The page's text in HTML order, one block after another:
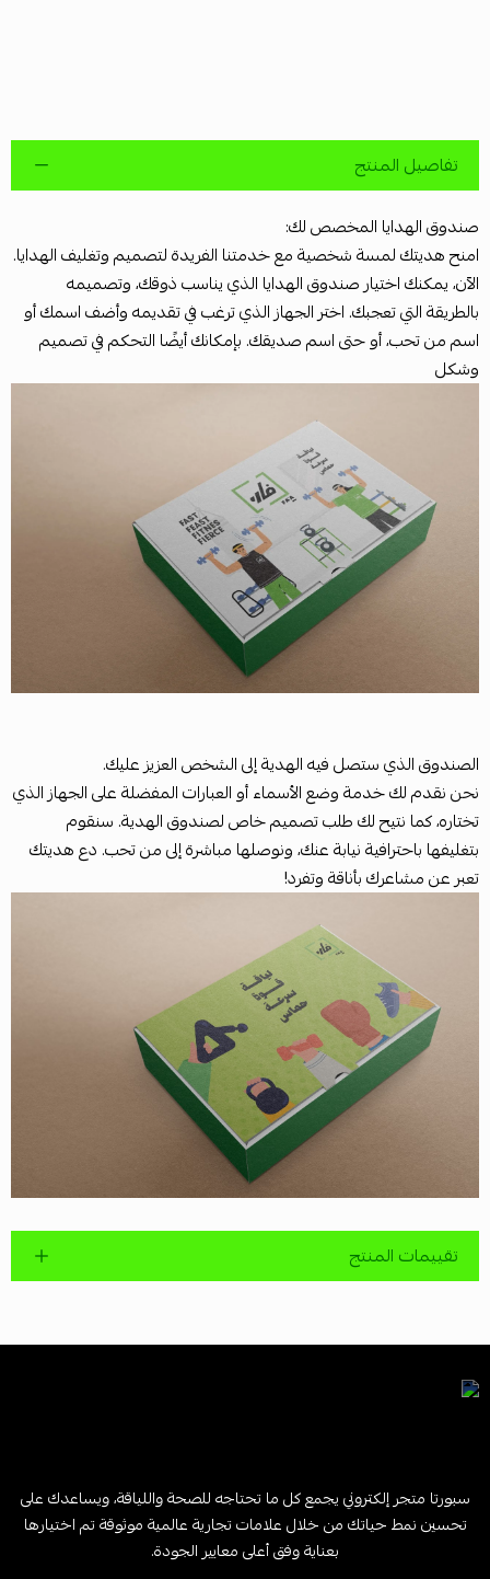
تفاصيل المنتج
صندوق الهدايا المخصص لك:
امنح هديتك لمسة شخصية مع خدمتنا الفريدة لتصميم وتغليف الهدايا.
الآن، يمكنك اختيار صندوق الهدايا الذي يناسب ذوقك، وتصميمه
بالطريقة التي تعجبك. اختر الجهاز الذي ترغب في تقديمه وأضف اسمك أو
اسم من تحب، أو حتى اسم صديقك. بإمكانك أيضًا التحكم في تصميم
وشكل
الصندوق الذي ستصل فيه الهدية إلى الشخص العزيز عليك.
نحن نقدم لك خدمة وضع الأسماء أو العبارات المفضلة على الجهاز الذي
تختاره، كما نتيح لك طلب تصميم خاص لصندوق الهدية. سنقوم
بتغليفها باحترافية نيابة عنك، ونوصلها مباشرة إلى من تحب. دع هديتك
تعبر عن مشاعرك بأناقة وتفرد!
تقييمات المنتج
سبورتا متجر إلكتروني يجمع كل ما تحتاجه للصحة واللياقة، ويساعدك على
تحسين نمط حياتك من خلال علامات تجارية عالمية موثوقة تم اختيارها
بعناية وفق أعلى معايير الجودة.